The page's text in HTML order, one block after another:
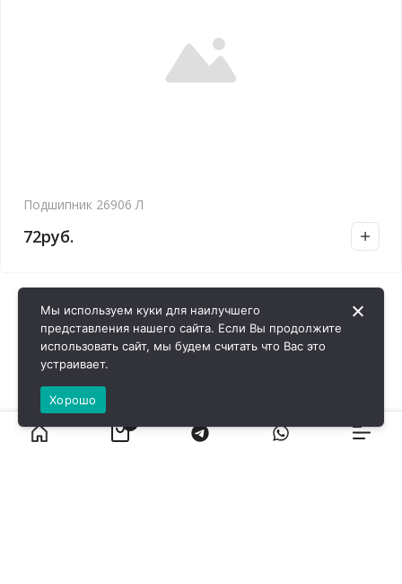
Подшипник 26906 Л
72руб.
Мы используем куки для наилучшего
представления нашего сайта. Если Вы продолжите
использовать сайт, мы будем считать что Вас это
устраивает.
Хорошо